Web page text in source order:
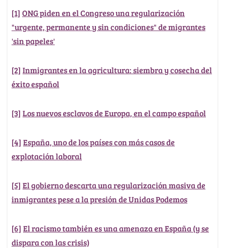
[1] ONG piden en el Congreso una regularización
"urgente, permanente y sin condiciones" de migrantes
'sin papeles'
[2] Inmigrantes en la agricultura: siembra y cosecha del
éxito español
[3] Los nuevos esclavos de Europa, en el campo español
[4] España, uno de los países con más casos de
explotación laboral
[5] El gobierno descarta una regularización masiva de
inmigrantes pese a la presión de Unidas Podemos
[6] El racismo también es una amenaza en España (y se
dispara con las crisis)